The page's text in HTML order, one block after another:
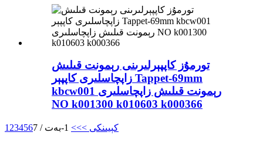
تورمۇز كاپپېرلىرىنى رېمونت قىلىش
زاپچاسلىرى كاپپېر Tappet-69mm
kbcw001 رېمونت قىلىش زاپچاسلىرى
NO k001300 k010603 k000366
1 23456 كېيىنكى >>> 1-بەت / 7